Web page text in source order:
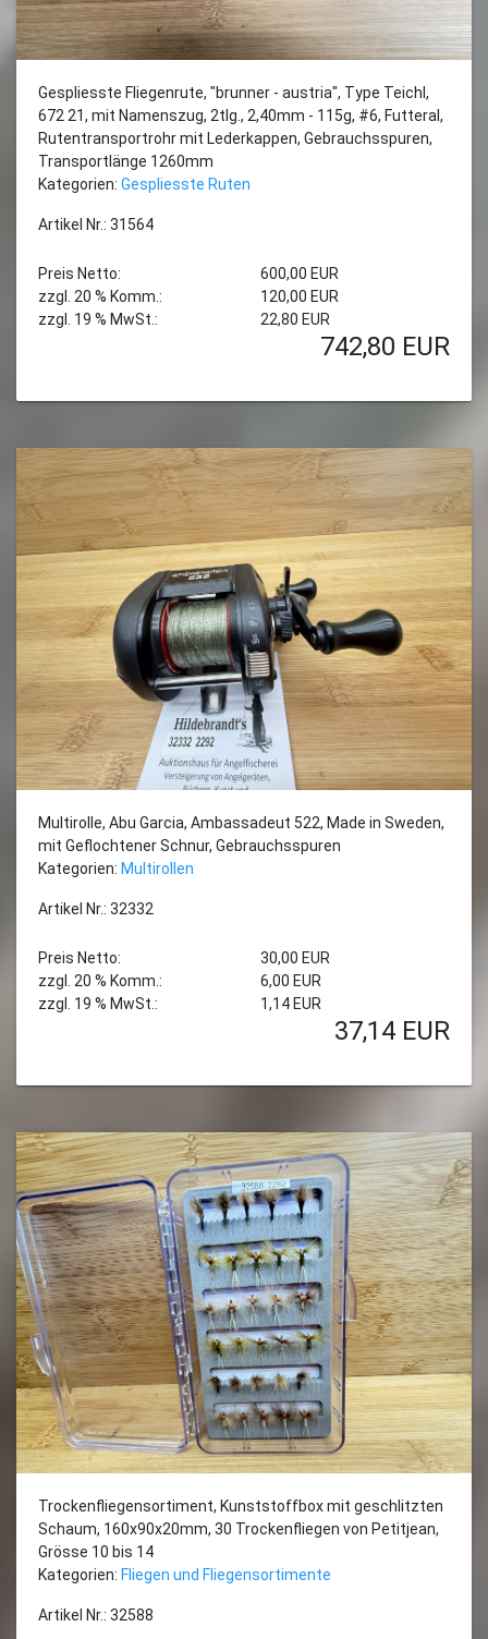
Gespliesste Fliegenrute, "brunner - austria", Type Teichl,
672 21, mit Namenszug, 2tlg., 2,40mm - 115g, #6, Futteral,
Rutentransportrohr mit Lederkappen, Gebrauchsspuren,
Transportlänge 1260mm
Kategorien: Gespliesste Ruten
Artikel Nr.: 31564
Preis Netto:
600,00 EUR
zzgl. 20 % Komm.:
120,00 EUR
zzgl. 19 % MwSt.:
22,80 EUR
742,80 EUR
Multirolle, Abu Garcia, Ambassadeut 522, Made in Sweden,
mit Geflochtener Schnur, Gebrauchsspuren
Kategorien: Multirollen
Artikel Nr.: 32332
Preis Netto:
30,00 EUR
zzgl. 20 % Komm.:
6,00 EUR
zzgl. 19 % MwSt.:
1,14 EUR
37,14 EUR
Trockenfliegensortiment, Kunststoffbox mit geschlitzten
Schaum, 160x90x20mm, 30 Trockenfliegen von Petitjean,
Grösse 10 bis 14
Kategorien: Fliegen und Fliegensortimente
Artikel Nr.: 32588